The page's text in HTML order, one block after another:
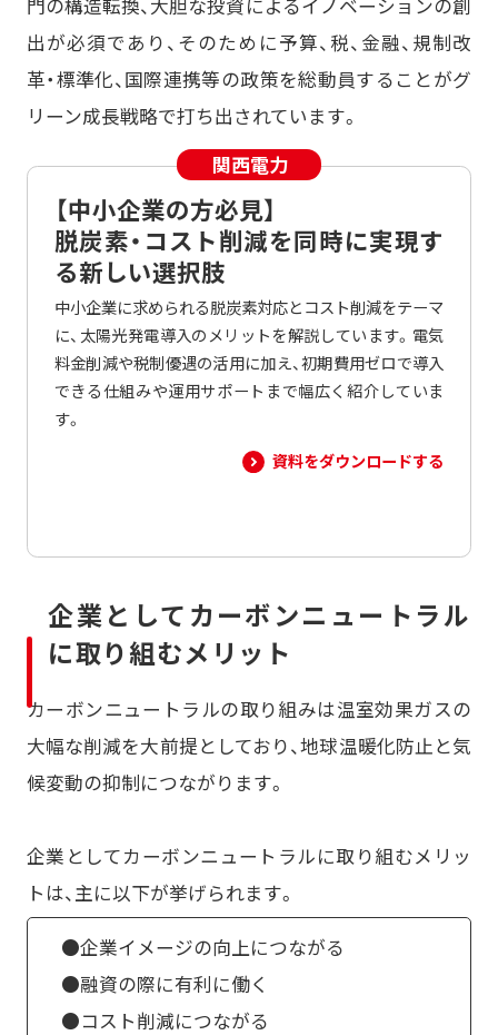
門の構造転換、大胆な投資によるイノベーションの創
出が必須であり、そのために予算、税、金融、規制改
革・標準化、国際連携等の政策を総動員することがグ
リーン成長戦略で打ち出されています。
【中小企業の方必見】
脱炭素・コスト削減を同時に実現す
る新しい選択肢
中小企業に求められる脱炭素対応とコスト削減をテーマ
に、太陽光発電導入のメリットを解説しています。電気
料金削減や税制優遇の活用に加え、初期費用ゼロで導入
できる仕組みや運用サポートまで幅広く紹介していま
す。
資料をダウンロードする
企業としてカーボンニュートラル
に取り組むメリット
カーボンニュートラルの取り組みは温室効果ガスの
大幅な削減を大前提としており、地球温暖化防止と気
候変動の抑制につながります。
企業としてカーボンニュートラルに取り組むメリッ
トは、主に以下が挙げられます。
●企業イメージの向上につながる
●融資の際に有利に働く
●コスト削減につながる